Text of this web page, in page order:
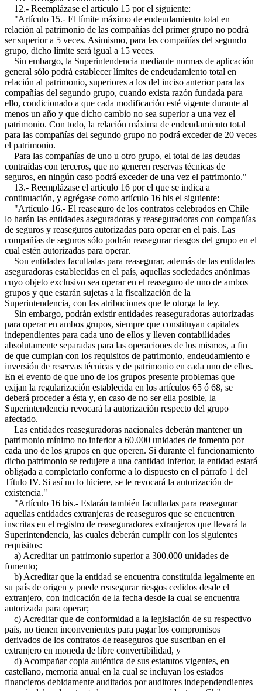
12.- Reemplázase el artículo 15 por el siguiente:
"Artículo 15.- El límite máximo de endeudamiento total en
relación al patrimonio de las compañías del primer grupo no podrá
ser superior a 5 veces. Asimismo, para las compañías del segundo
grupo, dicho límite será igual a 15 veces.
Sin embargo, la Superintendencia mediante normas de aplicación
general sólo podrá establecer límites de endeudamiento total en
relación al patrimonio, superiores a los del inciso anterior para las
compañías del segundo grupo, cuando exista razón fundada para
ello, condicionado a que cada modificación esté vigente durante al
menos un año y que dicho cambio no sea superior a una vez el
patrimonio. Con todo, la relación máxima de endeudamiento total
para las compañías del segundo grupo no podrá exceder de 20 veces
el patrimonio.
Para las compañías de uno u otro grupo, el total de las deudas
contraídas con terceros, que no generen reservas técnicas de
seguros, en ningún caso podrá exceder de una vez el patrimonio."
13.- Reemplázase el artículo 16 por el que se indica a
continuación, y agrégase como artículo 16 bis el siguiente:
"Artículo 16.- El reaseguro de los contratos celebrados en Chile
lo harán las entidades aseguradoras y reaseguradoras con compañías
de seguros y reaseguros autorizadas para operar en el país. Las
compañías de seguros sólo podrán reasegurar riesgos del grupo en el
cual estén autorizadas para operar.
Son entidades facultadas para reasegurar, además de las entidades
aseguradoras establecidas en el país, aquellas sociedades anónimas
cuyo objeto exclusivo sea operar en el reaseguro de uno de ambos
grupos y que estarán sujetas a la fiscalización de la
Superintendencia, con las atribuciones que le otorga la ley.
Sin embargo, podrán existir entidades reaseguradoras autorizadas
para operar en ambos grupos, siempre que constituyan capitales
independientes para cada uno de ellos y lleven contabilidades
absolutamente separadas para las operaciones de los mismos, a fin
de que cumplan con los requisitos de patrimonio, endeudamiento e
inversión de reservas técnicas y de patrimonio en cada uno de ellos.
En el evento de que uno de los grupos presente problemas que
exijan la regularización establecida en los artículos 65 ó 68, se
deberá proceder a ésta y, en caso de no ser ella posible, la
Superintendencia revocará la autorización respecto del grupo
afectado.
Las entidades reaseguradoras nacionales deberán mantener un
patrimonio mínimo no inferior a 60.000 unidades de fomento por
cada uno de los grupos en que operen. Si durante el funcionamiento
dicho patrimonio se redujere a una cantidad inferior, la entidad estará
obligada a completarlo conforme a lo dispuesto en el párrafo 1 del
Título IV. Si así no lo hiciere, se le revocará la autorización de
existencia."
"Artículo 16 bis.- Estarán también facultadas para reasegurar
aquellas entidades extranjeras de reaseguros que se encuentren
inscritas en el registro de reaseguradores extranjeros que llevará la
Superintendencia, las cuales deberán cumplir con los siguientes
requisitos:
a) Acreditar un patrimonio superior a 300.000 unidades de
fomento;
b) Acreditar que la entidad se encuentra constituída legalmente en
su país de origen y puede reasegurar riesgos cedidos desde el
extranjero, con indicación de la fecha desde la cual se encuentra
autorizada para operar;
c) Acreditar que de conformidad a la legislación de su respectivo
país, no tienen inconvenientes para pagar los compromisos
derivados de los contratos de reaseguros que suscriban en el
extranjero en moneda de libre convertibilidad, y
d) Acompañar copia auténtica de sus estatutos vigentes, en
castellano, memoria anual en la cual se incluyan los estados
financieros debidamente auditados por auditores independendientes